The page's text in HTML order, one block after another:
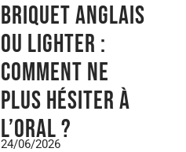
Briquet anglais
ou lighter :
comment ne
plus hésiter à
l’oral ?
24/06/2026